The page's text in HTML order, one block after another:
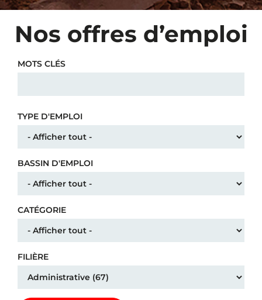
Nos offres d’emploi
MOTS CLÉS
TYPE D'EMPLOI
BASSIN D'EMPLOI
CATÉGORIE
FILIÈRE